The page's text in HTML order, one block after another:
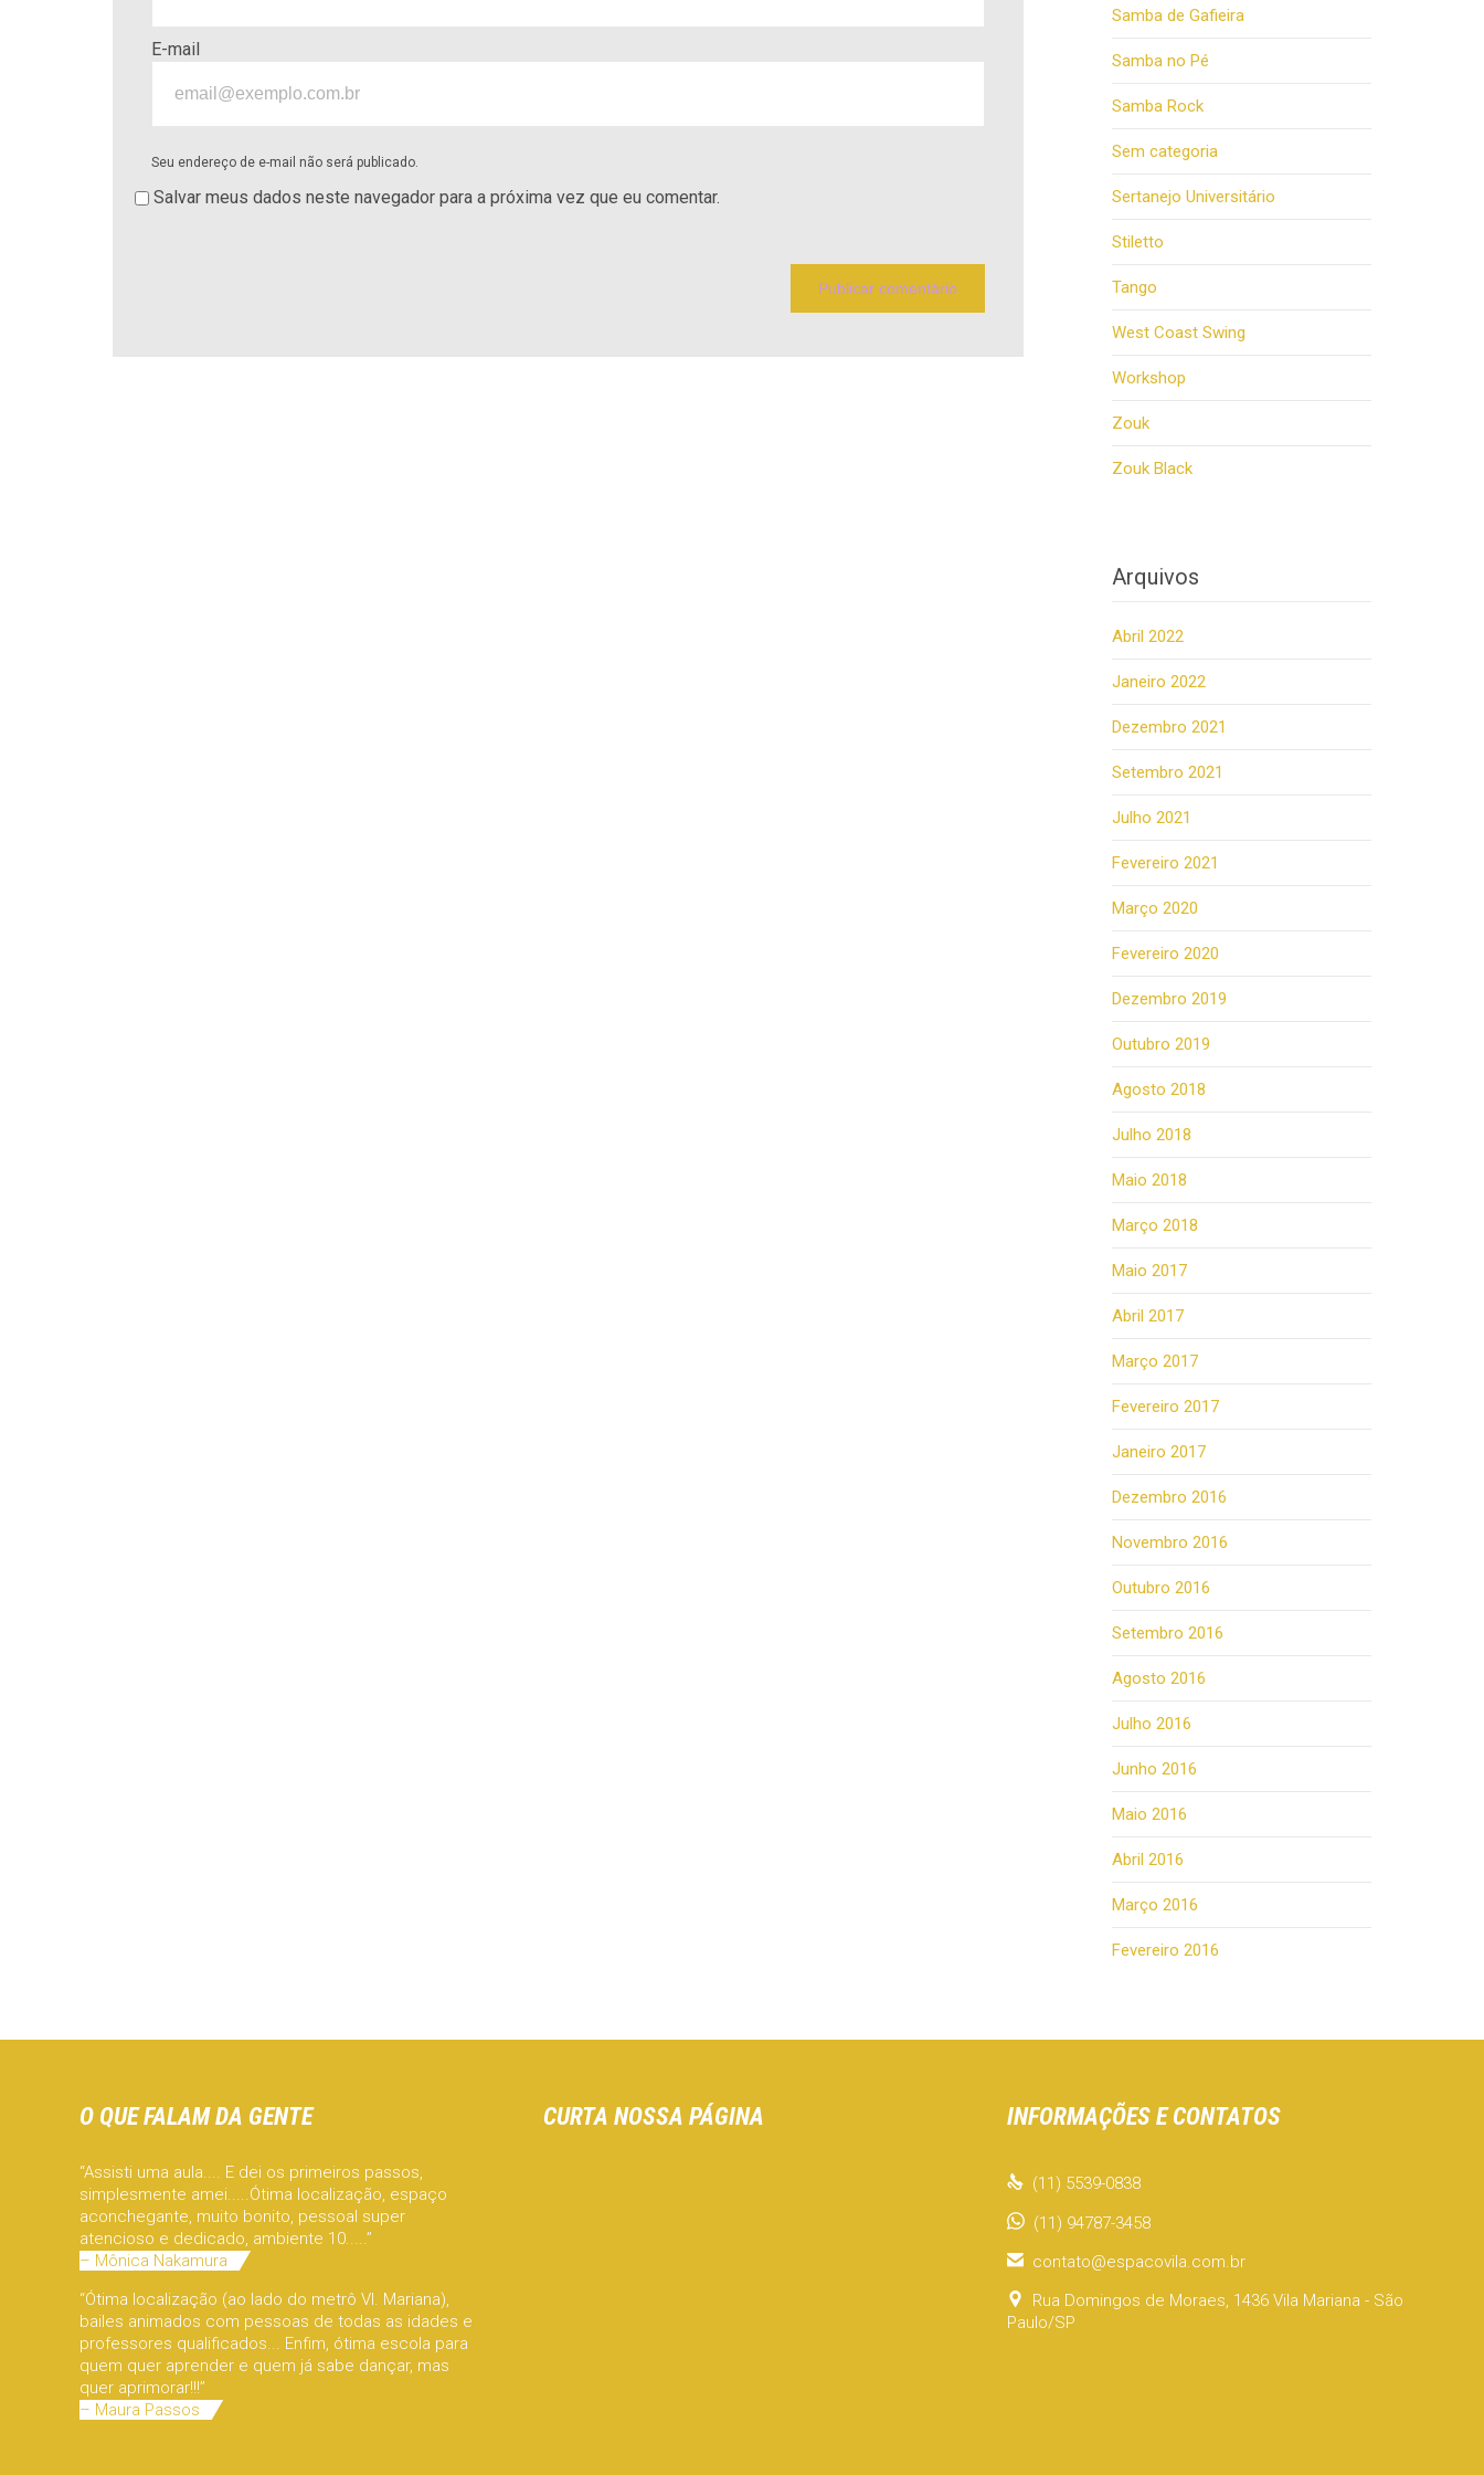
E-mail
Seu endereço de e-mail não será publicado.
Salvar meus dados neste navegador para a próxima vez que eu comentar.
Samba de Gafieira
Samba no Pé
Samba Rock
Sem categoria
Sertanejo Universitário
Stiletto
Tango
West Coast Swing
Workshop
Zouk
Zouk Black
Arquivos
Abril 2022
Janeiro 2022
Dezembro 2021
Setembro 2021
Julho 2021
Fevereiro 2021
Março 2020
Fevereiro 2020
Dezembro 2019
Outubro 2019
Agosto 2018
Julho 2018
Maio 2018
Março 2018
Maio 2017
Abril 2017
Março 2017
Fevereiro 2017
Janeiro 2017
Dezembro 2016
Novembro 2016
Outubro 2016
Setembro 2016
Agosto 2016
Julho 2016
Junho 2016
Maio 2016
Abril 2016
Março 2016
Fevereiro 2016
O QUE FALAM DA GENTE
“Assisti uma aula.... E dei os primeiros passos,
simplesmente amei.....Ótima localização, espaço
aconchegante, muito bonito, pessoal super
atencioso e dedicado, ambiente 10.....”
– Mônica Nakamura
“Ótima localização (ao lado do metrô Vl. Mariana),
bailes animados com pessoas de todas as idades e
professores qualificados... Enfim, ótima escola para
quem quer aprender e quem já sabe dançar, mas
quer aprimorar!!!”
– Maura Passos
CURTA NOSSA PÁGINA INFORMAÇÕES E CONTATOS
 (11) 5539-0838
(11) 94787-3458
 contato@espacovila.com.br

Rua Domingos de Moraes, 1436 Vila Mariana - São
Paulo/SP